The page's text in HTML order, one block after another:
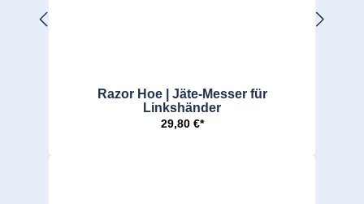
Razor Hoe | Jäte-Messer für
Linkshänder
29,80 €*